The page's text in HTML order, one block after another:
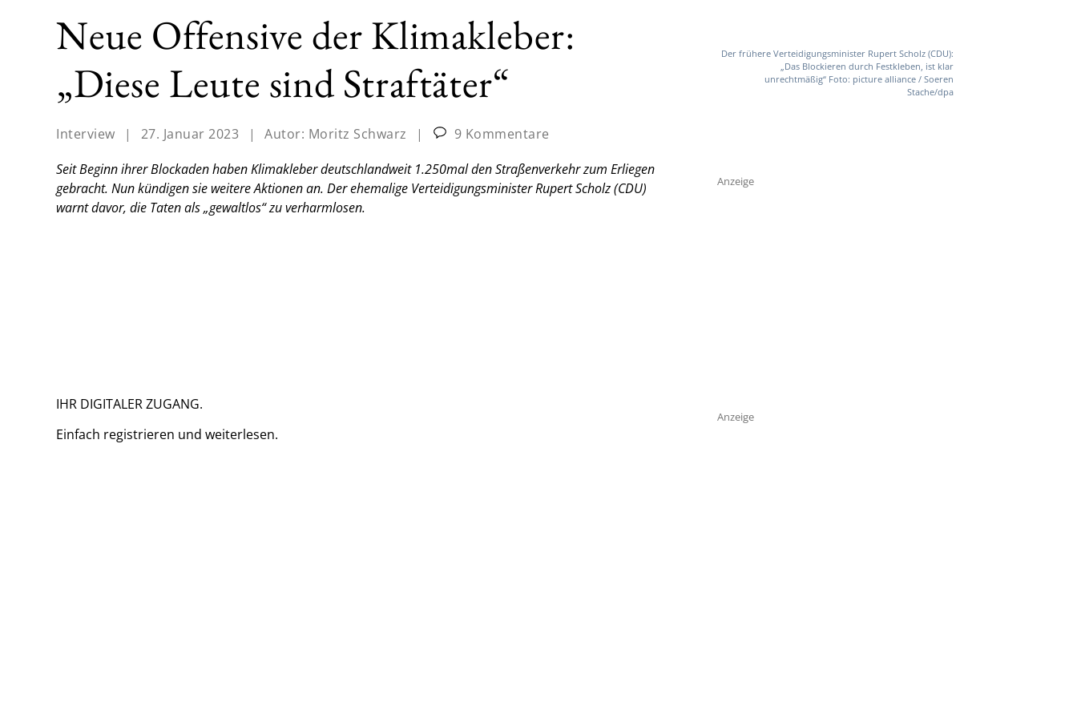
Neue Offensive der Klimakleber:
„Diese Leute sind Straftäter“
Interview | 27. Januar 2023 | Autor: Moritz Schwarz |
9 Kommentare
Seit Beginn ihrer Blockaden haben Klimakleber deutschlandweit 1.250mal den Straßenverkehr zum Erliegen
gebracht. Nun kündigen sie weitere Aktionen an. Der ehemalige Verteidigungsminister Rupert Scholz (CDU)
warnt davor, die Taten als „gewaltlos“ zu verharmlosen.
IHR DIGITALER ZUGANG.
Einfach registrieren und weiterlesen.
Der frühere Verteidigungsminister Rupert Scholz (CDU):
„Das Blockieren durch Festkleben, ist klar
unrechtmäßig“ Foto: picture alliance / Soeren
Stache/dpa
Anzeige
Anzeige